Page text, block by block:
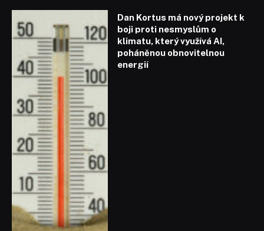
Dan Kortus má nový projekt k
boji proti nesmyslům o
klimatu, který využívá AI,
poháněnou obnovitelnou
energií